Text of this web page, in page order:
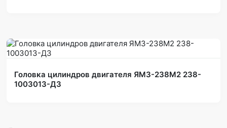
Головка цилиндров двигателя ЯМЗ-238М2 238-
1003013-Д3